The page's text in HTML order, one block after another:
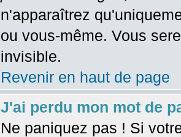
n'apparaîtrez
ou vous-même. Vous
invisible.
Revenir en haut de page
J'ai perdu mon mot de
Ne paniquez pas ! Si